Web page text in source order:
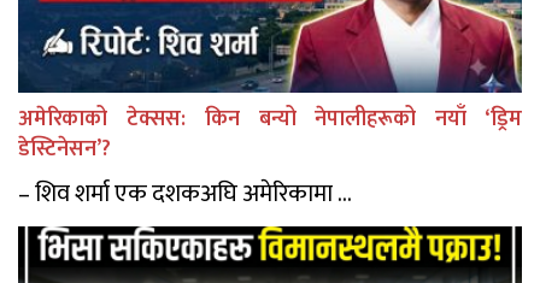
अमेरिकाको टेक्सस: किन बन्यो नेपालीहरूको नयाँ ‘ड्रिम
डेस्टिनेसन’?
– शिव शर्मा एक दशकअघि अमेरिकामा ...